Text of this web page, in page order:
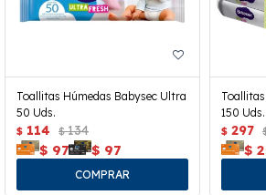
Toallitas Húmedas Babysec Ultra
50 Uds.
$ 114 $ 134
$ 97 $ 97
150 Uds.
$ 297
$